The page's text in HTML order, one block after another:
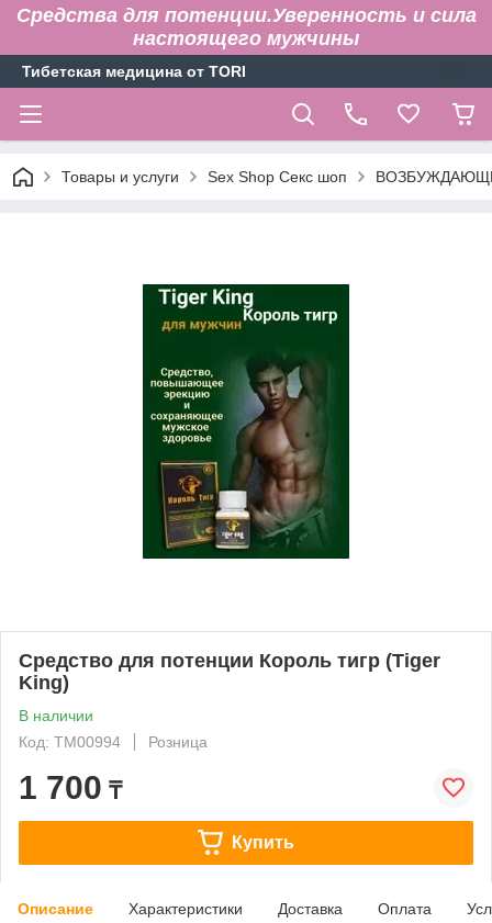
Средства для потенции.Уверенность и сила
настоящего мужчины
Тибетская медицина от TORI
Товары и услуги Sex Shop Секс шоп
Средство для потенции Король тигр (Tiger
King)
В наличии
Код: ТМ00994
Розница
1 700 ₸
Купить
Описание Характеристики Доставка Оплата